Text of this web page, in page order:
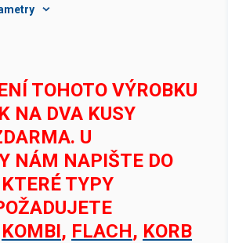
322 W
220-240 V
7x8 mm
TOHOTO VÝROBKU
NA DVA KUSY
U
NÁM NAPIŠTE DO
TYPY
POŽADUJETE
KOMBI, FLACH, KORB